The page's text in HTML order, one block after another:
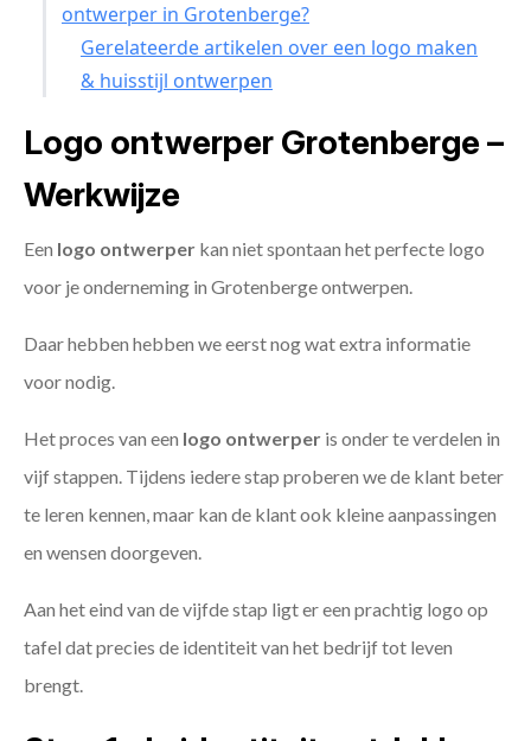
ontwerper in Grotenberge?
Gerelateerde artikelen over een logo maken
& huisstijl ontwerpen
Logo ontwerper Grotenberge –
Werkwijze
Een logo ontwerper kan niet spontaan het perfecte logo
voor je onderneming in Grotenberge ontwerpen.
Daar hebben hebben we eerst nog wat extra informatie
voor nodig.
Het proces van een logo ontwerper is onder te verdelen in
vijf stappen. Tijdens iedere stap proberen we de klant beter
te leren kennen, maar kan de klant ook kleine aanpassingen
en wensen doorgeven.
Aan het eind van de vijfde stap ligt er een prachtig logo op
tafel dat precies de identiteit van het bedrijf tot leven
brengt.